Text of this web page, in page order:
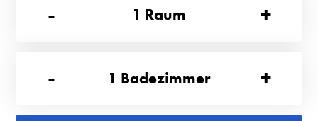
-
1 Raum +
- 1 Badezimmer +